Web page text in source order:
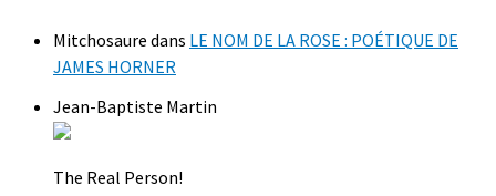
Mitchosaure dans LE NOM DE LA ROSE : POÉTIQUE DE
JAMES HORNER
Jean-Baptiste Martin
The Real Person!